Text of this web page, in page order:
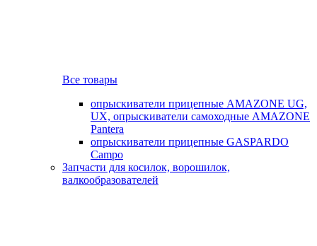
Все товары
опрыскиватели прицепные AMAZONE UG,
UX, опрыскиватели самоходные AMAZONE
Pantera
опрыскиватели прицепные GASPARDO
Campo
Запчасти для косилок, ворошилок,
валкообразователей